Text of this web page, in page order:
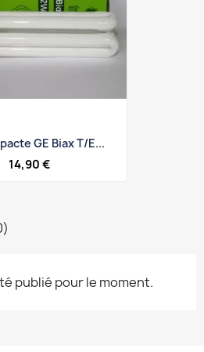
GE Biax T/E...
14,90 €
publié pour le moment.